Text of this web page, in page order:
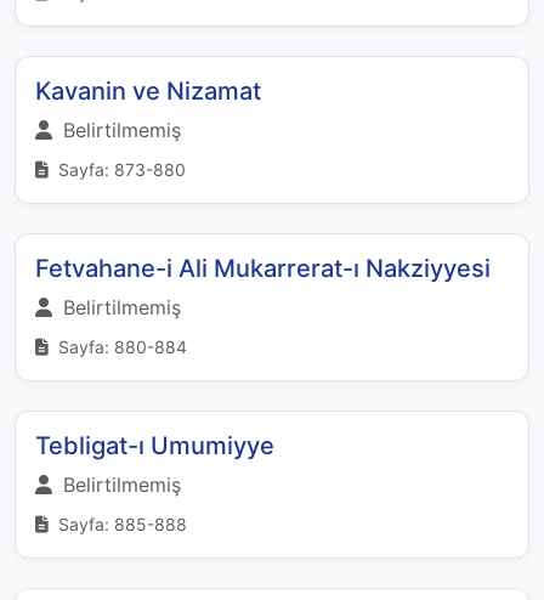
Kavanin ve Nizamat
Belirtilmemiş
Sayfa: 873-880
Fetvahane-i Ali Mukarrerat-ı Nakziyyesi
Belirtilmemiş
Sayfa: 880-884
Tebligat-ı Umumiyye
Belirtilmemiş
Sayfa: 885-888